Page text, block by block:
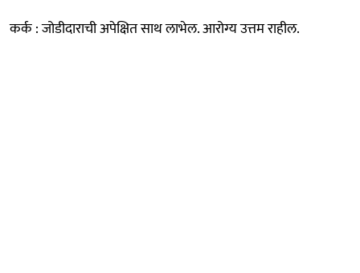
कर्क : जोडीदाराची अपेक्षित साथ लाभेल. आरोग्य उत्तम राहील.